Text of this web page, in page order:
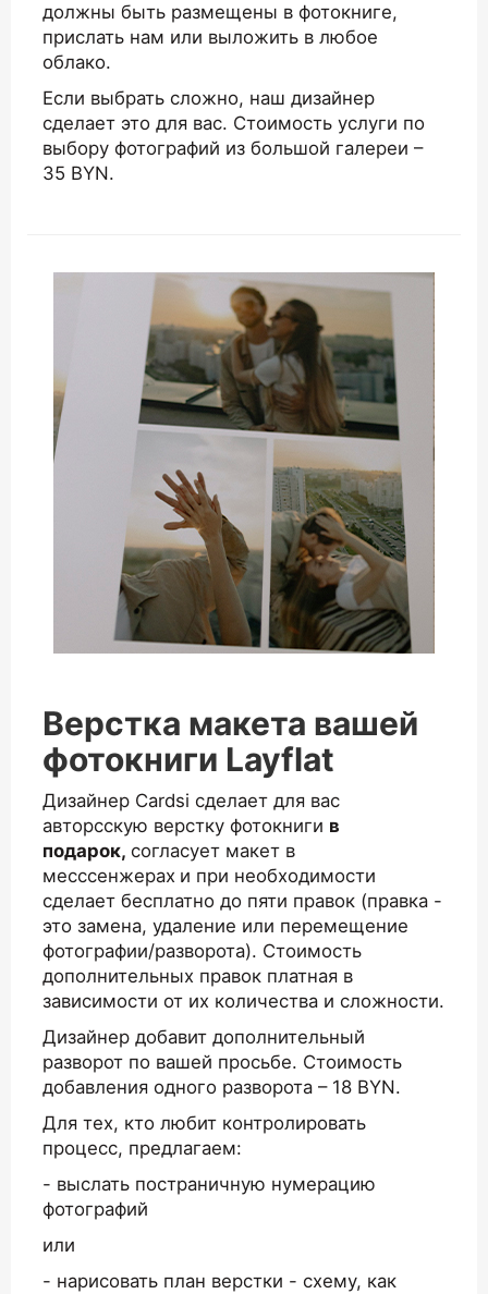
должны быть размещены в фотокниге,
прислать нам или выложить в любое
облако.
Если выбрать сложно, наш дизайнер
сделает это для вас. Стоимость услуги по
выбору фотографий из большой галереи –
35 BYN.
Верстка макета вашей
фотокниги Layflat
Дизайнер Cardsi сделает для вас
авторсскую верстку фотокниги в
подарок, согласует макет в
месссенжерах и при необходимости
сделает бесплатно до пяти правок (правка -
это замена, удаление или перемещение
фотографии/разворота). Стоимость
дополнительных правок платная в
зависимости от их количества и сложности.
Дизайнер добавит дополнительный
разворот по вашей просьбе. Стоимость
добавления одного разворота – 18 BYN.
Для тех, кто любит контролировать
процесс, предлагаем:
- выслать постраничную нумерацию
фотографий
или
- нарисовать план верстки - схему, как